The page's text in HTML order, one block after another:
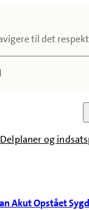
til det
Delplaner og
2025
Akut Opstået